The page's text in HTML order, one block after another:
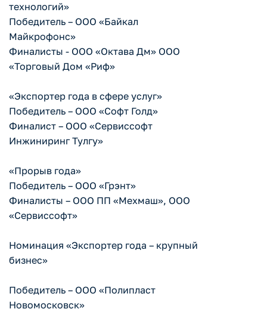
технологий»
Победитель – ООО «Байкал
Майкрофонс»
Финалисты - ООО «Октава Дм» ООО
«Торговый Дом «Риф»
«Экспортер года в сфере услуг»
Победитель – ООО «Софт Голд»
Финалист – ООО «Сервиссофт
Инжиниринг Тулгу»
«Прорыв года»
Победитель – ООО «Грэнт»
Финалисты – ООО ПП «Мехмаш», ООО
«Сервиссофт»
Номинация «Экспортер года – крупный
бизнес»
Победитель – ООО «Полипласт
Новомосковск»